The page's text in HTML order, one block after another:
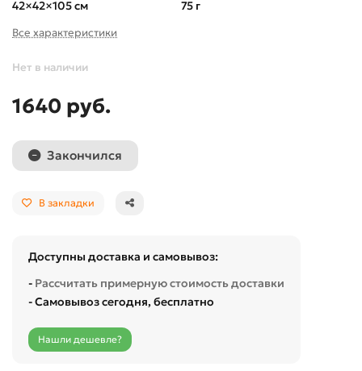
42×42×105 см 75 г
Все характеристики
Нет в наличии
1640 руб.
Закончился
В закладки
Доступны доставка и самовывоз:
- Рассчитать примерную стоимость доставки
- Самовывоз сегодня, бесплатно
Нашли дешевле?